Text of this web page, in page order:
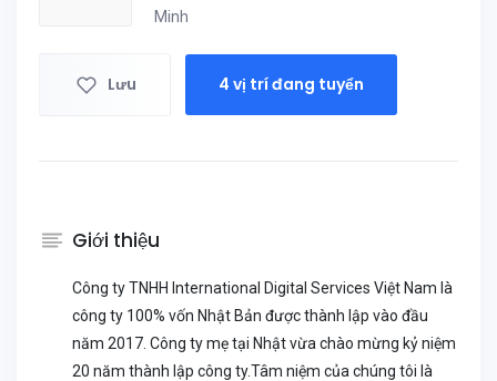
Minh
Lưu 4 vị trí đang tuyển
Giới thiệu
Công ty TNHH International Digital Services Việt Nam là
công ty 100% vốn Nhật Bản được thành lập vào đầu
năm 2017. Công ty mẹ tại Nhật vừa chào mừng kỷ niệm
20 năm thành lập công ty.Tâm niệm của chúng tôi là